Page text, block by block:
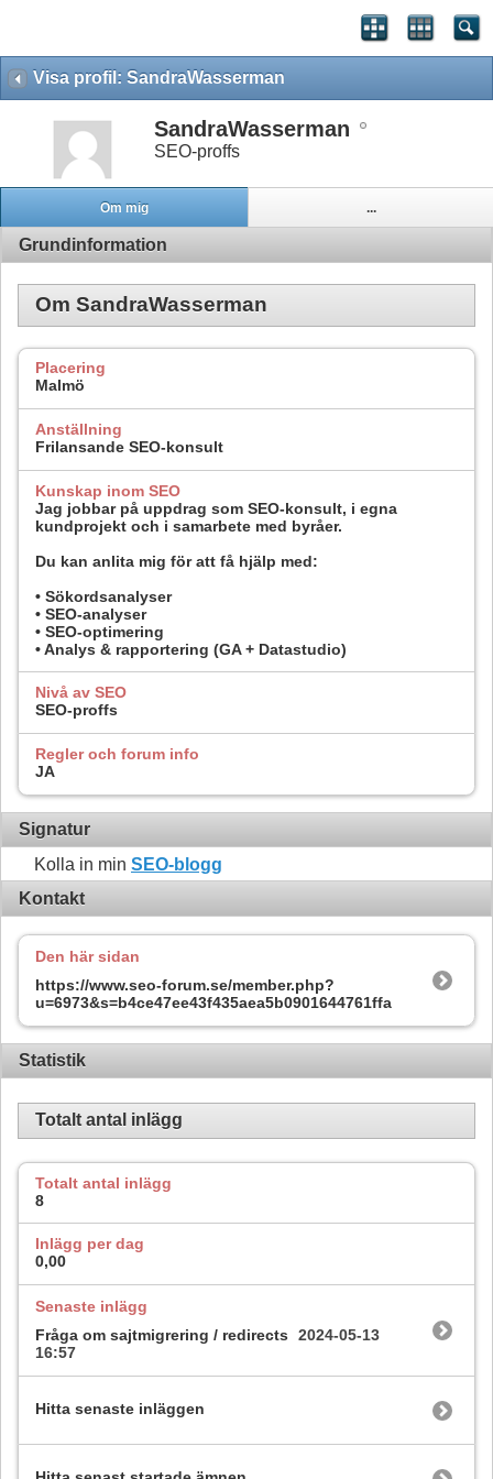
Visa profil: SandraWasserman
SandraWasserman
SEO-proffs
Om mig ...
Grundinformation
Om SandraWasserman
Placering
Malmö
Anställning
Frilansande SEO-konsult
Kunskap inom SEO
Jag jobbar på uppdrag som SEO-konsult, i egna
kundprojekt och i samarbete med byråer.
Du kan anlita mig för att få hjälp med:
• Sökordsanalyser
• SEO-analyser
• SEO-optimering
• Analys & rapportering (GA + Datastudio)
Nivå av SEO
SEO-proffs
Regler och forum info
JA
Signatur
Kolla in min SEO-blogg
Kontakt
Den här sidan
https://www.seo-forum.se/member.php?
u=6973&s=b4ce47ee43f435aea5b0901644761ffa
Statistik
Totalt antal inlägg
Totalt antal inlägg
8
Inlägg per dag
0,00
Senaste inlägg
Fråga om sajtmigrering / redirects
2024-05-13
16:57
Hitta senaste inläggen